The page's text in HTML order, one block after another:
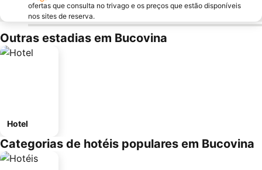
ofertas que consulta no trivago e os preços que estão disponíveis
nos sites de reserva.
Outras estadias em Bucovina
Hotel
Categorias de hotéis populares em Bucovina